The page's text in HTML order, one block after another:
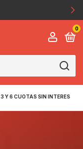
0
3 Y 6 CUOTAS SIN INTERES